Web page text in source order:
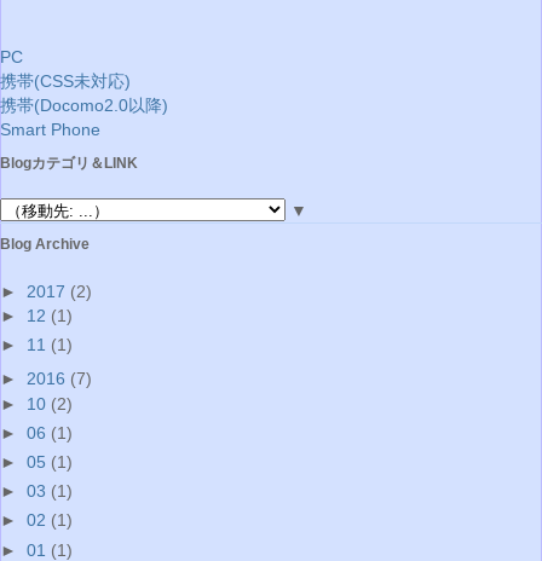
PC
携帯(CSS未対応)
携帯(Docomo2.0以降)
Smart Phone
Blogカテゴリ＆LINK
▼
Blog Archive
► 2017 (2)
► 12 (1)
► 11 (1)
► 2016 (7)
► 10 (2)
► 06 (1)
► 05 (1)
► 03 (1)
► 02 (1)
► 01 (1)